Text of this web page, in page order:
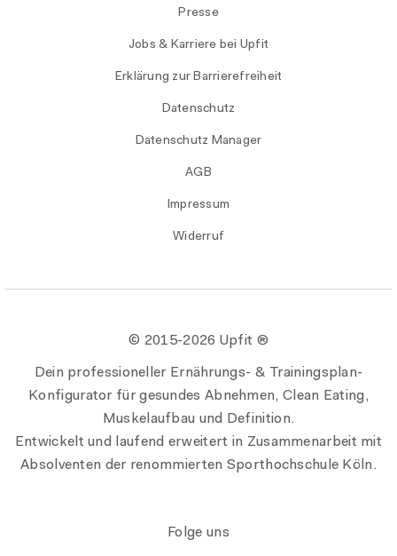
Presse
Jobs & Karriere bei Upfit
Erklärung zur Barrierefreiheit
Datenschutz
Datenschutz Manager
AGB
Impressum
Widerruf
© 2015-2026 Upfit ®
Dein professioneller Ernährungs- & Trainingsplan-
Konfigurator für gesundes Abnehmen, Clean Eating,
Muskelaufbau und Definition.
Entwickelt und laufend erweitert in Zusammenarbeit mit
Absolventen der renommierten Sporthochschule Köln.
Folge uns